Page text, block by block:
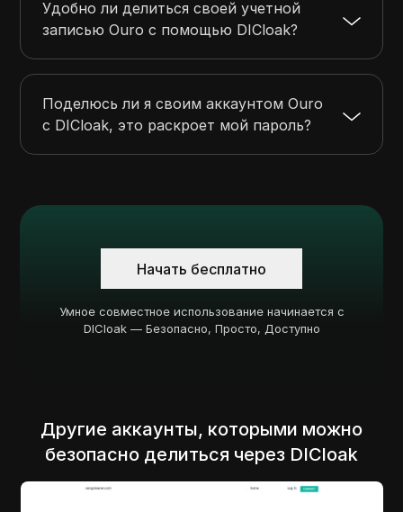
Удобно ли делиться своей учетной
записью Ouro с помощью DICloak?
Поделюсь ли я своим аккаунтом Ouro
с DICloak, это раскроет мой пароль?
Начать бесплатно
Умное совместное использование начинается с
DICloak — Безопасно, Просто, Доступно
Другие аккаунты, которыми можно
безопасно делиться через DICloak